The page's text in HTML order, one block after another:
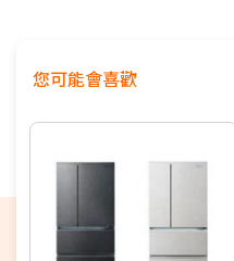
-3℃微凍結
您可能會喜歡